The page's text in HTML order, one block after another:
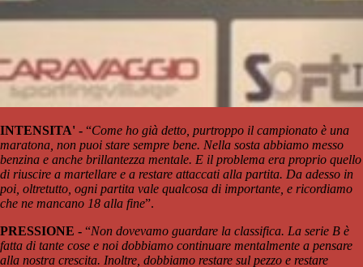
INTENSITA' - “Come ho già detto, purtroppo il campionato è una
maratona, non puoi stare sempre bene. Nella sosta abbiamo messo
benzina e anche brillantezza mentale. E il problema era proprio quello
di riuscire a martellare e a restare attaccati alla partita. Da adesso in
poi, oltretutto, ogni partita vale qualcosa di importante, e ricordiamo
che ne mancano 18 alla fine”.
PRESSIONE - “Non dovevamo guardare la classifica. La serie B è
fatta di tante cose e noi dobbiamo continuare mentalmente a pensare
alla nostra crescita. Inoltre, dobbiamo restare sul pezzo e restare